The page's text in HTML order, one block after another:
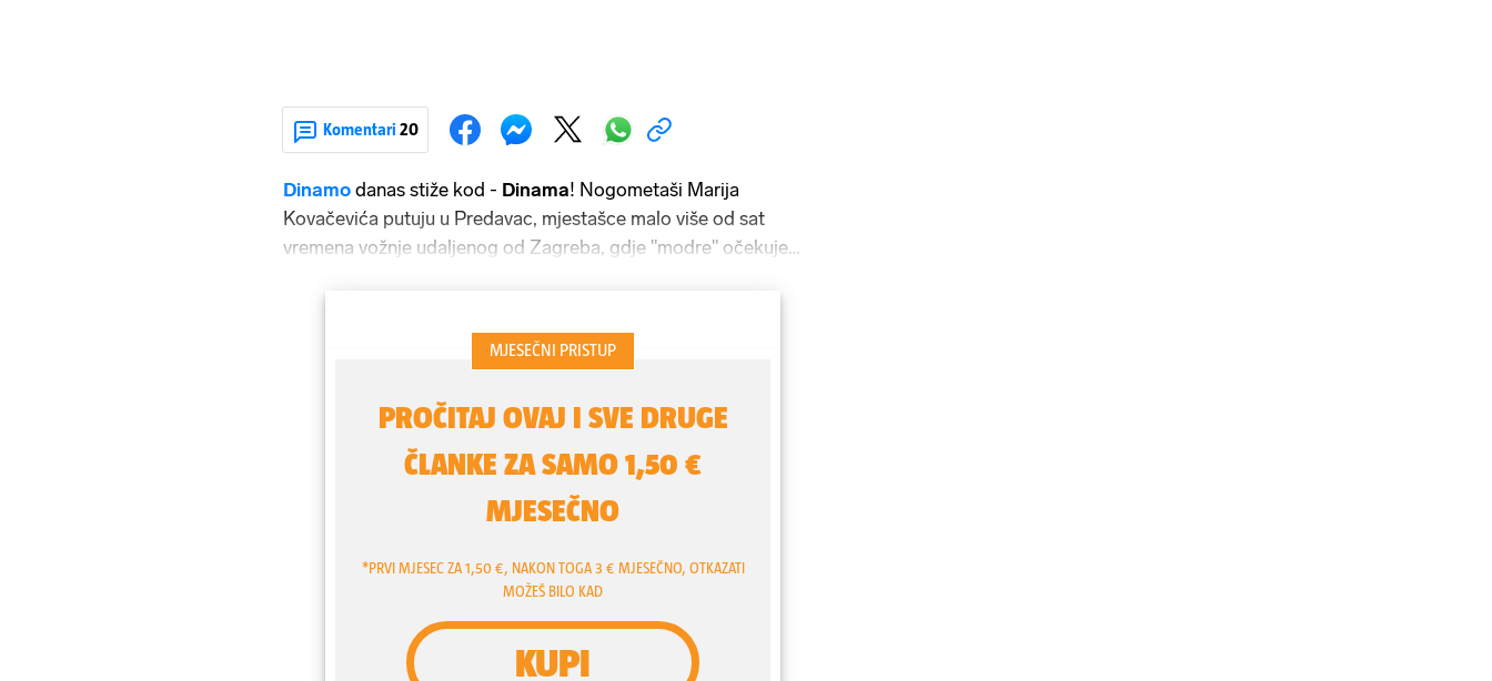
Komentari 20
Dinamo danas stiže kod - Dinama! Nogometaši Marija
Kovačevića putuju u Predavac, mjestašce malo više od sat
vremena vožnje udaljenog od Zagreba, gdje "modre" očekuje
a "pravi" Dinamo u okolicu Bjelovara stiže po novu pobjedu.